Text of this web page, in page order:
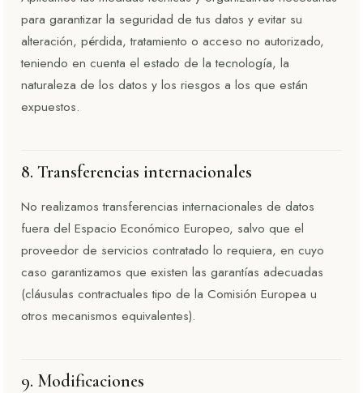
para garantizar la seguridad de tus datos y evitar su
alteración, pérdida, tratamiento o acceso no autorizado,
teniendo en cuenta el estado de la tecnología, la
naturaleza de los datos y los riesgos a los que están
expuestos.
8. Transferencias internacionales
No realizamos transferencias internacionales de datos
fuera del Espacio Económico Europeo, salvo que el
proveedor de servicios contratado lo requiera, en cuyo
caso garantizamos que existen las garantías adecuadas
(cláusulas contractuales tipo de la Comisión Europea u
otros mecanismos equivalentes).
9. Modificaciones